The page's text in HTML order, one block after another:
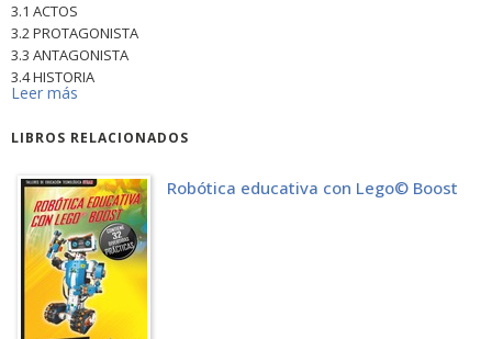
3.1 ACTOS
3.2 PROTAGONISTA
3.3 ANTAGONISTA
3.4 HISTORIA
3.4.1 Narrativa lineal
3.5 DIÁLOGO
3.5.2 Diálogo dirigido al jugador-actor
3.5.3 Diálogo dirigido al jugador-espectador
CAPÍTULO 4 NARRATIVA SEGÚN GÉNERO
4.1 AVENTURAS CONVERSACIONALES
4.1.1 Objetos
4.1.2 Diálogos
4.1.3 Diseño
Leer más
LIBROS RELACIONADOS
Robótica educativa con Lego© Boost